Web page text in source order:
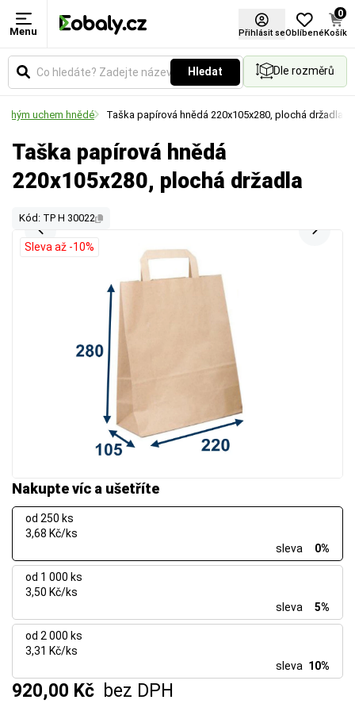
Menu Přihlásit seOblíbené
0
Košík
Hledat Dle rozměrů
uchem hnědé Taška papírová hnědá 220x105x280, plochá držadla
Taška papírová hnědá
220x105x280, plochá držadla
Kód: TP H 30022
Nakupte víc a ušetříte
od 250 ks
3,68 Kč/ks
sleva
0%
od 1 000 ks
3,50 Kč/ks
sleva
5%
od 2 000 ks
3,31 Kč/ks
sleva 10%
920,00 Kč bez DPH
Sleva až -10%